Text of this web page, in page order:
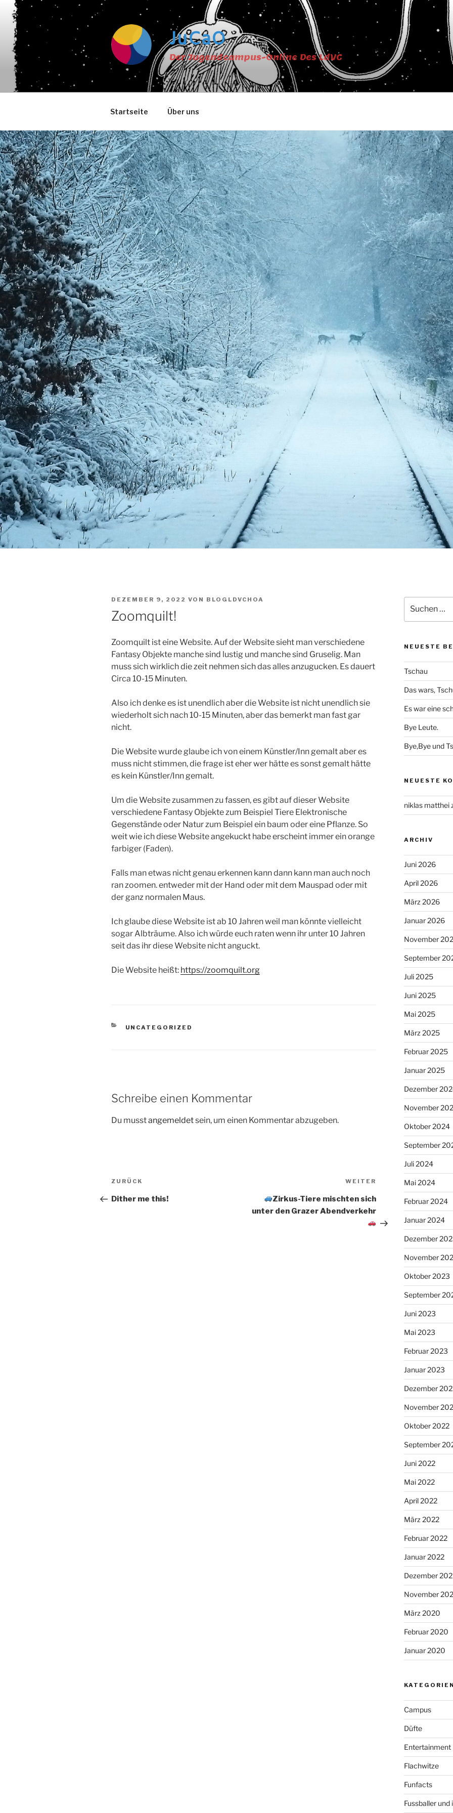
Zum
Inhalt
springen
JuCaO
Der Jugendcampus-Online Des LdVC
Startseite Über uns
VERÖFFENTLICHT
AM
DEZEMBER 9, 2022 VON BLOGLDVCHOA
Zoomquilt!
Zoomquilt ist eine Website. Auf der Website sieht man verschiedene
Fantasy Objekte manche sind lustig und manche sind Gruselig. Man
muss sich wirklich die zeit nehmen sich das alles anzugucken. Es dauert
Circa 10-15 Minuten.
Also ich denke es ist unendlich aber die Website ist nicht unendlich sie
wiederholt sich nach 10-15 Minuten, aber das bemerkt man fast gar
nicht.
Die Website wurde glaube ich von einem Künstler/Inn gemalt aber es
muss nicht stimmen, die frage ist eher wer hätte es sonst gemalt hätte
es kein Künstler/Inn gemalt.
Um die Website zusammen zu fassen, es gibt auf dieser Website
verschiedene Fantasy Objekte zum Beispiel Tiere Elektronische
Gegenstände oder Natur zum Beispiel ein baum oder eine Pflanze. So
weit wie ich diese Website angekuckt habe erscheint immer ein orange
farbiger (Faden).
Falls man etwas nicht genau erkennen kann dann kann man auch noch
ran zoomen. entweder mit der Hand oder mit dem Mauspad oder mit
der ganz normalen Maus.
Ich glaube diese Website ist ab 10 Jahren weil man könnte vielleicht
sogar Albträume. Also ich würde euch raten wenn ihr unter 10 Jahren
seit das ihr diese Website nicht anguckt.
Die Website heißt: https://zoomquilt.org
KATEGORIEN
UNCATEGORIZED
Schreibe einen Kommentar
Du musstangemeldetsein, um einen Kommentar abzugeben.
Beitragsnavigation
Vorheriger
ZURÜCK
Dither me this!
Nächster
Beitrag
WEITER
Zirkus-Tiere mischten sich
unter den Grazer Abendverkehr
nach:
NEUESTE
Tschau
Das wars,
Es war eine
Bye Leute.
Bye,Bye und
NEUESTE
niklas matthei
ARCHIV
Juni 2026
April 2026
März 2026
Januar 2026
November
September
Juli 2025
Juni 2025
Mai 2025
März 2025
Februar 2025
Januar 2025
Dezember
November
Oktober 2024
September
Juli 2024
Mai 2024
Februar 2024
Januar 2024
Dezember
November
Oktober 2023
September
Juni 2023
Mai 2023
Februar 2023
Januar 2023
Dezember
November
Oktober 2022
September
Juni 2022
Mai 2022
April 2022
März 2022
Februar 2022
Januar 2022
Dezember
November
März 2020
Februar 2020
Januar 2020
KATEGORIEN
Campus
Düfte
Entertainment
Flachwitze
Funfacts
Fussballer